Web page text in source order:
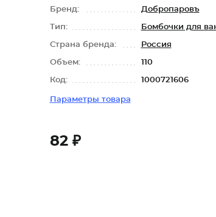
Бренд: Добропаровъ
Тип: Бомбочки для
Страна бренда: Россия
Объем: 110
Код: 1000721606
Параметры товара
82 ₽